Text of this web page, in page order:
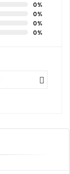
0%
0%
0%
0%